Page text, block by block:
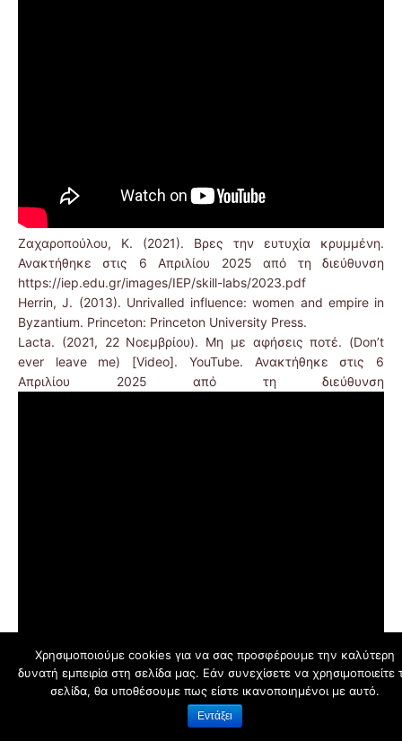
Ζαχαροπούλου, K. (2021). Βρες την ευτυχία κρυμμένη.
Ανακτήθηκε στις 6 Απριλίου 2025 από τη διεύθυνση
https://iep.edu.gr/images/IEP/skill-labs/2023.pdf
Herrin, J. (2013). Unrivalled influence: women and empire in
Byzantium. Princeton: Princeton University Press.
Lacta. (2021, 22 Νοεμβρίου). Μη με αφήσεις ποτέ. (Don’t
ever leave me) [Video]. YouTube. Ανακτήθηκε στις 6
Απριλίου 2025 από τη διεύθυνση
Χρησιμοποιούμε cookies για να σας προσφέρουμε την καλύτερη
δυνατή εμπειρία στη σελίδα μας. Εάν συνεχίσετε να χρησιμοποιείτε
σελίδα, θα υποθέσουμε πως είστε ικανοποιημένοι με αυτό.
Εντάξει